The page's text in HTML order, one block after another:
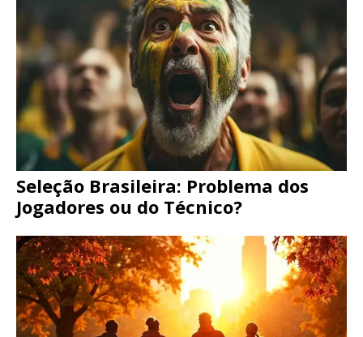
Seleção Brasileira: Problema dos
Jogadores ou do Técnico?